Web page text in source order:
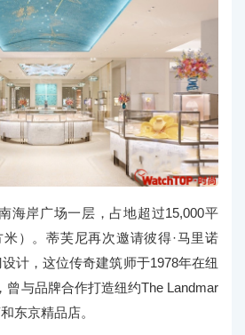
海岸广场一层，占地超过15,000平
）。蒂芙尼再次邀请彼得·马里诺
设计，这位传奇建筑师于1978年在纽
曾与品牌合作打造纽约The Landmar
东京精品店。